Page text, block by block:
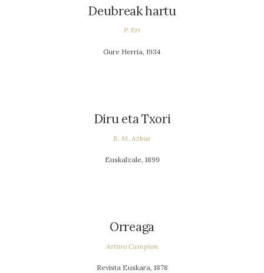
Deubreak hartu
P. Eri
Gure Herria, 1934
Diru eta Txori
R. M. Azkue
Euskalzale, 1899
Orreaga
Arturo Campion
Revista Euskara, 1878